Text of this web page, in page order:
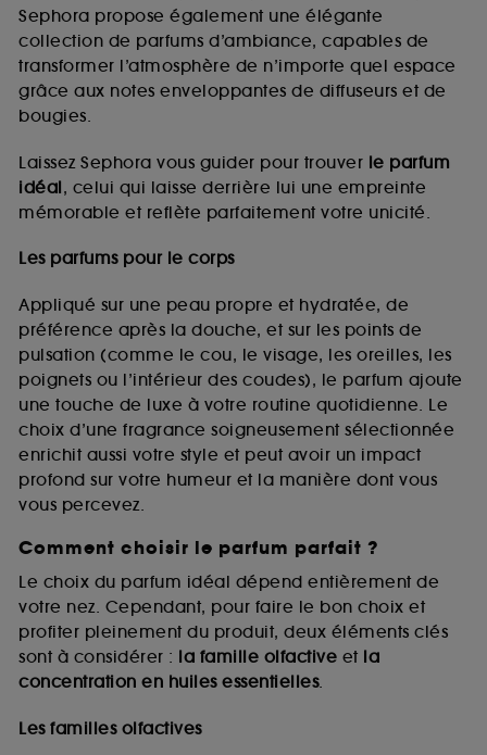
Sephora propose également une élégante
collection de parfums d’ambiance, capables de
transformer l’atmosphère de n’importe quel espace
grâce aux notes enveloppantes de diffuseurs et de
bougies.
Laissez Sephora vous guider pour trouver le parfum
idéal, celui qui laisse derrière lui une empreinte
mémorable et reflète parfaitement votre unicité.
Les parfums pour le corps
Appliqué sur une peau propre et hydratée, de
préférence après la douche, et sur les points de
pulsation (comme le cou, le visage, les oreilles, les
poignets ou l’intérieur des coudes), le parfum ajoute
une touche de luxe à votre routine quotidienne. Le
choix d’une fragrance soigneusement sélectionnée
enrichit aussi votre style et peut avoir un impact
profond sur votre humeur et la manière dont vous
vous percevez.
Comment choisir le parfum parfait ?
Le choix du parfum idéal dépend entièrement de
votre nez. Cependant, pour faire le bon choix et
profiter pleinement du produit, deux éléments clés
sont à considérer : la famille olfactive et la
concentration en huiles essentielles.
Les familles olfactives
de vous plaire via des publicités, y compris sur des
sites tiers et sur les réseaux sociaux, sur la base
des pages que vous avez consultées, de votre
navigation, et de l'historique de vos interactions.
d’en améliorer la performance.
Cookies de sécurisation des paiements en ligne :
fraudes aux moyens de paiement et les
usurpations d’identité.
Cookies fonctionnels :il s’agit de cookies
permettant l’affichage et/ou la fourniture de
certaines fonctionnalités du site, tel que les
cookies d’authentification qui sont utilisés afin de
vous faire bénéficier de l’authentification
prolongée vous permettant d’accéder à votre
compte lors de votre prochaine visite sur le site
sans saisir à nouveau votre identifiant et mot de
passe.
A l'exception des cookies techniques, le dépôt et la
lecture de ces traceurs requiert votre accord. Vous
pouvez personnaliser vos choix concernant le dépôt
de ces cookies grâce au bouton "personnaliser mes
choix" ci-dessous ou décider de "tout accepter".
Sephora pourra associer les informations de
navigation collectées par ces Cookies, pour les
collectées ou générées lors de votre activité en ligne